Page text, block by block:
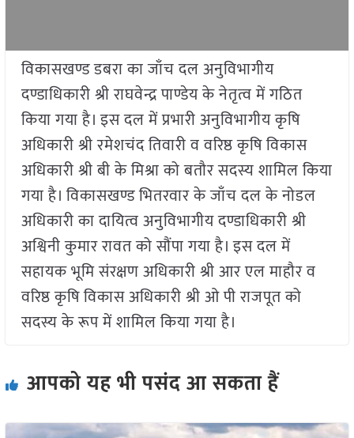
विकासखण्ड डबरा का जाँच दल अनुविभागीय
दण्डाधिकारी श्री राघवेन्द्र पाण्डेय के नेतृत्व में गठित
किया गया है। इस दल में प्रभारी अनुविभागीय कृषि
अधिकारी श्री रमेशचंद तिवारी व वरिष्ठ कृषि विकास
अधिकारी श्री बी के मिश्रा को बतौर सदस्य शामिल किया
गया है। विकासखण्ड भितरवार के जाँच दल के नोडल
अधिकारी का दायित्व अनुविभागीय दण्डाधिकारी श्री
अश्विनी कुमार रावत को सौंपा गया है। इस दल में
सहायक भूमि संरक्षण अधिकारी श्री आर एल माहौर व
वरिष्ठ कृषि विकास अधिकारी श्री ओ पी राजपूत को
सदस्य के रूप में शामिल किया गया है।
आपको यह भी पसंद आ सकता हैं